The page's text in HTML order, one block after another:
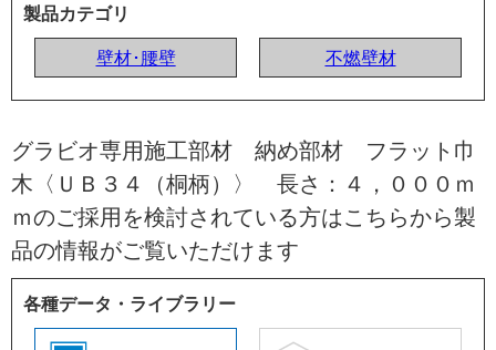
製品カテゴリ
壁材･腰壁
不燃壁材
グラビオ専用施工部材 納め部材 フラット巾
木〈ＵＢ３４（桐柄）〉 長さ：４，０００ｍ
ｍのご採用を検討されている方はこちらから製
品の情報がご覧いただけます
各種データ・ライブラリー